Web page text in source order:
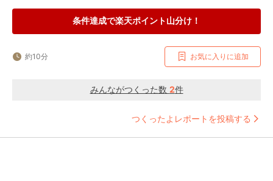
条件達成で楽天ポイント山分け！
約10分 お気に入りに追加
みんながつくった数 2件
つくったよレポートを投稿する